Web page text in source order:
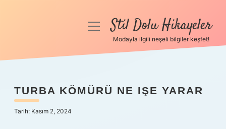
Anasayfa
Yasal Uyarı
menüyüStil Dolu Hikayeler
Modayla ilgili neşeli bilgiler keşfet!
TURBA KÖMÜRÜ NE IŞE YARAR
Tarih: Kasım 2, 2024